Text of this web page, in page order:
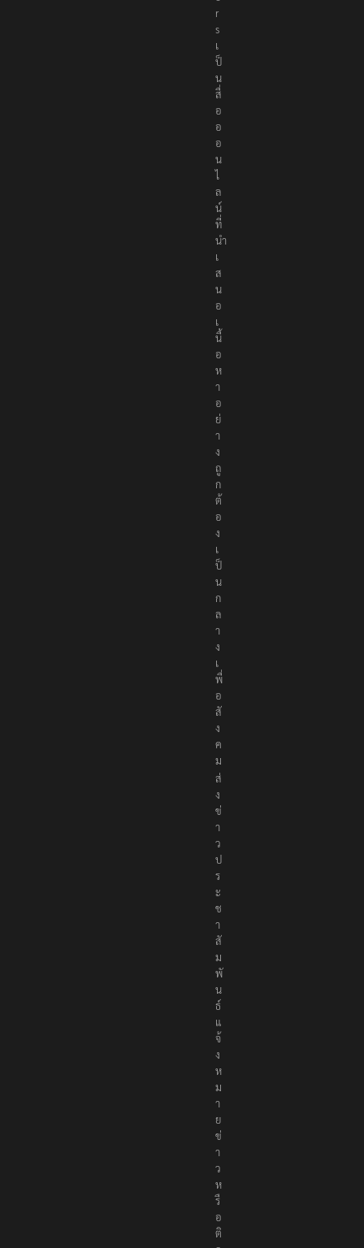
r
s
เ
ป็
น
สื่
อ
อ
อ
น
ไ
ล
น์
ที่
นำ
เ
ส
น
อ
เ
นื้
อ
ห
า
อ
ย่
า
ง
ถู
ก
ต้
อ
ง
เ
ป็
น
ก
ล
า
ง
เ
พื่
อ
สั
ง
ค
ม
ส่
ง
ข่
า
ว
ป
ร
ะ
ช
า
สั
ม
พั
น
ธ์
แ
จ้
ง
ห
ม
า
ย
ข่
า
ว
ห
รื
อ
ติ